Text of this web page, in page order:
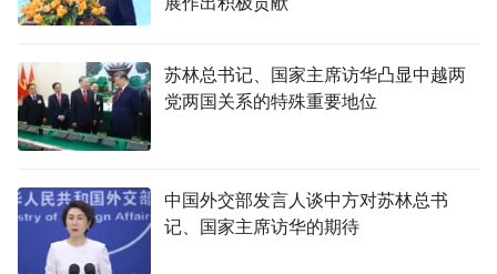
社会
文化
苏林总书记、国家主席访华凸显中越两
党两国关系的特殊重要地位
中国外交部发言人谈中方对苏林总书
记、国家主席访华的期待